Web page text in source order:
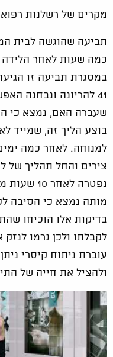
מקרים של רשלנות
תביעה שהוגשה לבית
כמה שעות לאחר
במסגרת תביעה זו
41 להריונה ונבחנה
שעברה האם, נמצא כי
בוצע הליך זה, שמייד
למנוחה. לאחר כמה
צירים והחל תהליך של
נפטרה
מותה נמצא כי הסיבה
בדיקות אלו הוכיחו
לקבלתו ולכן גרמו
עוברת ניתוח קיסרי
ולהציל את חייה של